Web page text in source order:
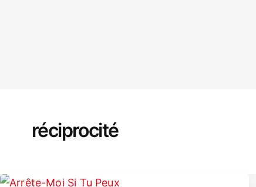
réciprocité